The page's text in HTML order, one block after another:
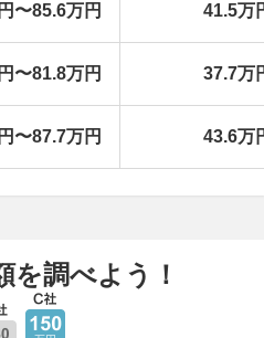
〜85.6万円 41.5万
〜81.8万円 37.7万
〜87.7万円 43.6万
を調べよう！